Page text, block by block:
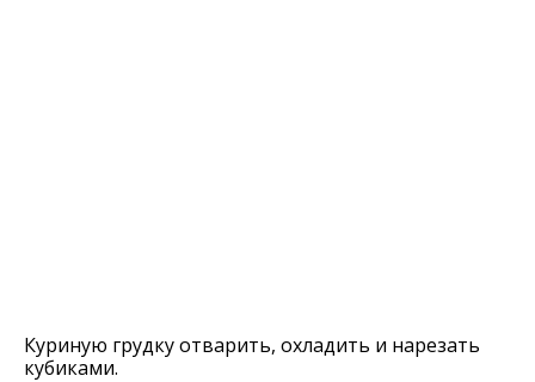
Куриную грудку отварить, охладить и нарeзать
кубиками.